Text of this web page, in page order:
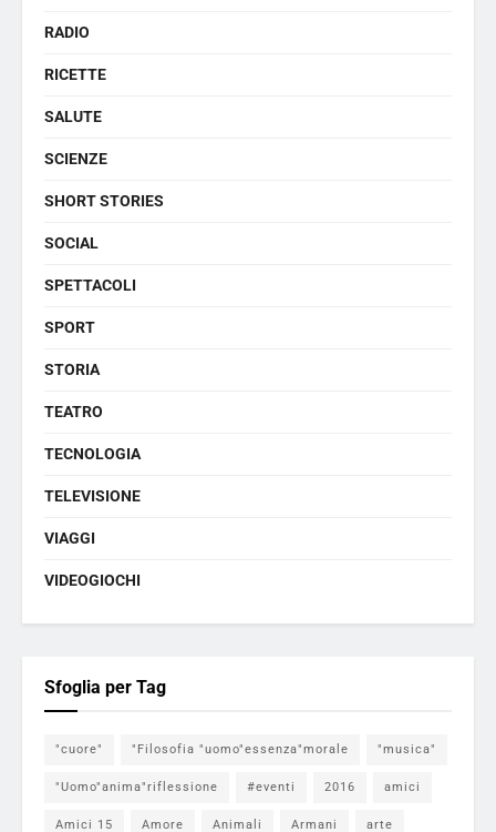
RADIO
RICETTE
SALUTE
SCIENZE
SHORT STORIES
SOCIAL
SPETTACOLI
SPORT
STORIA
TEATRO
TECNOLOGIA
TELEVISIONE
VIAGGI
VIDEOGIOCHI
Sfoglia per Tag
"cuore" "Filosofia "uomo"essenza"morale "musica"
"Uomo"anima"riflessione #eventi 2016 amici
Amici 15 Amore Animali Armani arte